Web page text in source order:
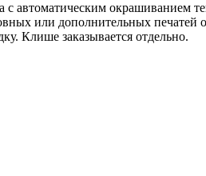
автоматическим окрашиванием
или дополнительных печатей
Клише заказывается отдельно.